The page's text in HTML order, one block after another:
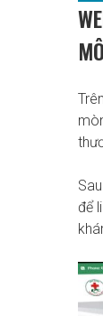
để